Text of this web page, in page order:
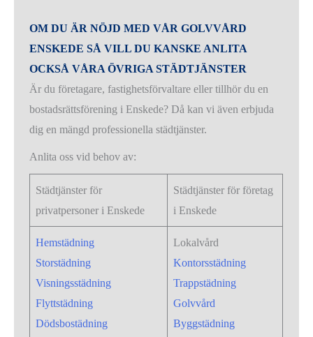
OM DU ÄR NÖJD MED VÅR GOLVVÅRD
ENSKEDE SÅ VILL DU KANSKE ANLITA
OCKSÅ VÅRA ÖVRIGA STÄDTJÄNSTER
Är du företagare, fastighetsförvaltare eller tillhör du en
bostadsrättsförening i Enskede? Då kan vi även erbjuda
dig en mängd professionella städtjänster.
Anlita oss vid behov av:
Städtjänster för
privatpersoner i Enskede
Städtjänster för företag
i Enskede
Hemstädning
Storstädning
Visningsstädning
Flyttstädning
Dödsbostädning
Lokalvård
Kontorsstädning
Trappstädning
Golvvård
Byggstädning